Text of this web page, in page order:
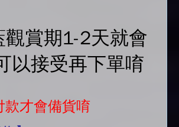
觀賞期1-2天就會
以接受再下單唷
款才會備貨唷